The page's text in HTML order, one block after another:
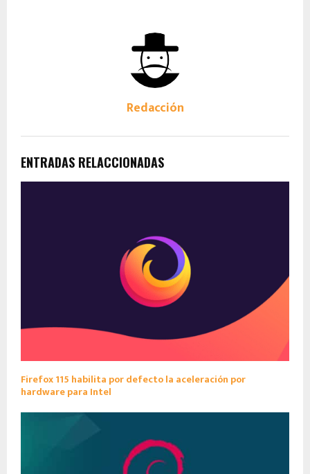
Redacción
ENTRADAS RELACCIONADAS
Firefox 115 habilita por defecto la aceleración por
hardware para Intel